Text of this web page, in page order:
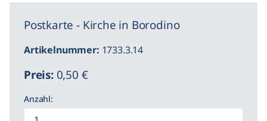
Postkarte - Kirche in Borodino
Artikelnummer: 1733.3.14
Preis:0,50 €
Anzahl: